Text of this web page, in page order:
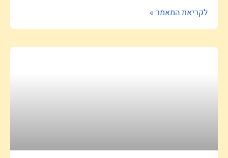
לקריאת המאמר »